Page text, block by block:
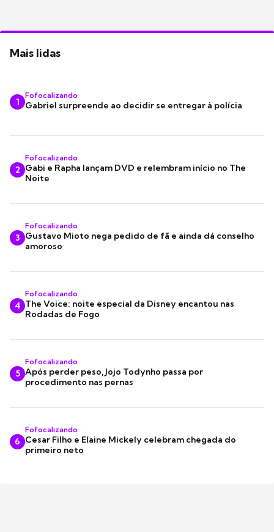
Mais lidas
1
Fofocalizando
Gabriel surpreende ao decidir se entregar à polícia
2
Fofocalizando
Gabi e Rapha lançam DVD e relembram início no The
Noite
3
Fofocalizando
Gustavo Mioto nega pedido de fã e ainda dá conselho
amoroso
4
Fofocalizando
The Voice: noite especial da Disney encantou nas
Rodadas de Fogo
5
Fofocalizando
Após perder peso, Jojo Todynho passa por
procedimento nas pernas
6
Fofocalizando
Cesar Filho e Elaine Mickely celebram chegada do
primeiro neto